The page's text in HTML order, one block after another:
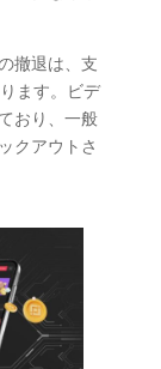
撤退は、支
ます。ビデ
おり、一般
クアウトさ